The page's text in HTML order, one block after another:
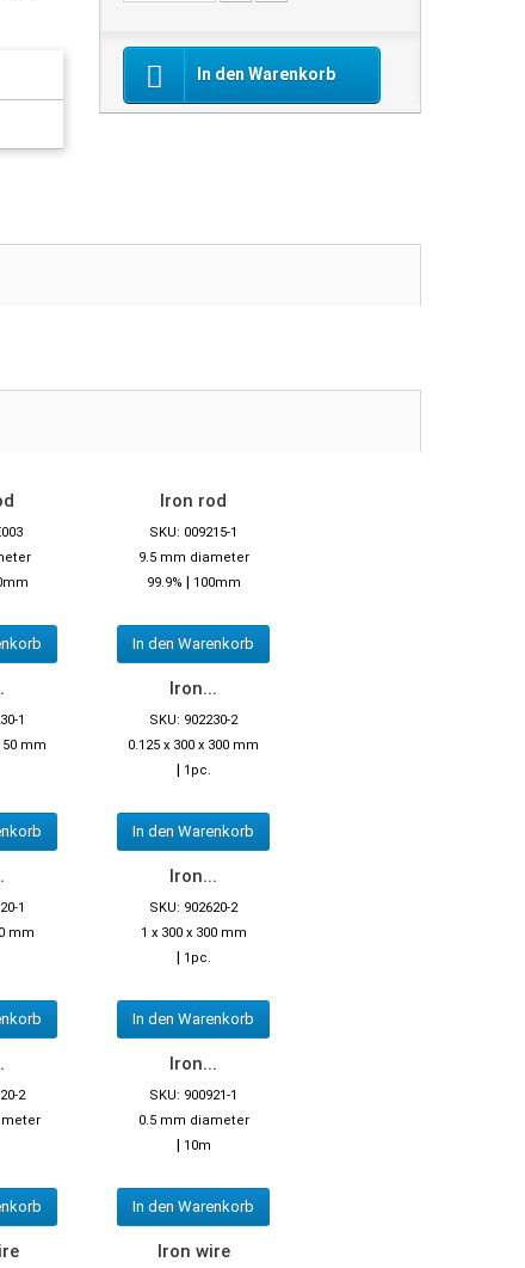
In den Warenkorb
Iron rod
SKU: 009215-1
9.5 mm diameter
99.9% | 100mm
In den Warenkorb
1
mm
Iron...
SKU: 902230-2
0.125 x 300 x 300 mm
| 1pc.
In den Warenkorb
1
mm
Iron...
SKU: 902620-2
1 x 300 x 300 mm
| 1pc.
In den Warenkorb
2
Iron...
SKU: 900921-1
0.5 mm diameter
| 10m
In den Warenkorb
Iron wire